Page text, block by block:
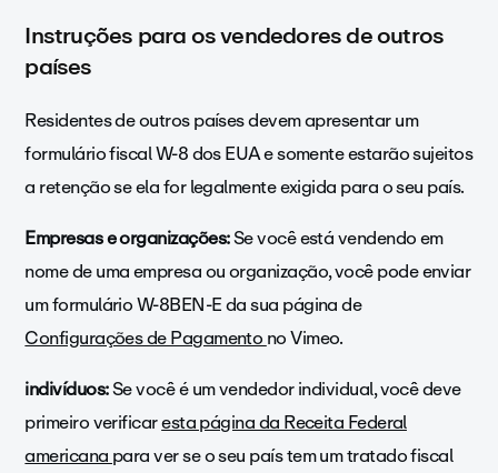
Instruções para os vendedores de outros
países
Residentes de outros países devem apresentar um
formulário fiscal W-8 dos EUA e somente estarão sujeitos
a retenção se ela for legalmente exigida para o seu país.
Empresas e organizações:Se você está vendendo em
nome de uma empresa ou organização, você pode enviar
um formulário W-8BEN-E da sua página de
Configurações de Pagamentono Vimeo.
indivíduos:Se você é um vendedor individual, você deve
primeiro verificaresta página da Receita Federal
americanapara ver se o seu país tem um tratado fiscal